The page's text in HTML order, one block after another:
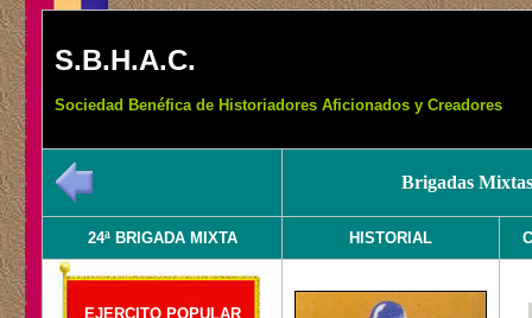
S.B.H.A.C.
Sociedad Benéfica de Historiadores Aficionados y Creadores
Brigadas
24ª BRIGADA MIXTA HISTORIAL
EJERCITO POPULAR